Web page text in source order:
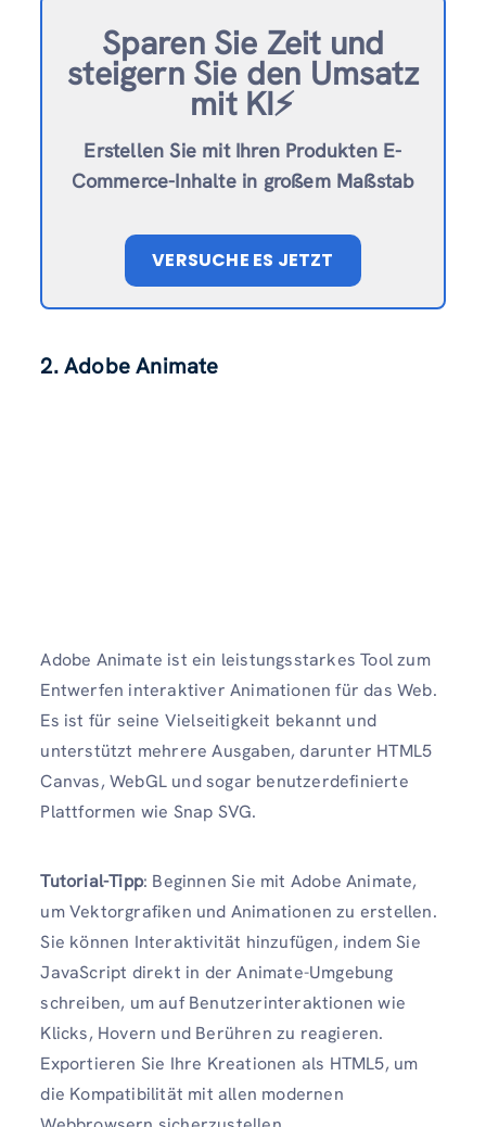
Sparen Sie Zeit und
steigern Sie den Umsatz
mit KI⚡️
Erstellen Sie mit Ihren Produkten E-
Commerce-Inhalte in großem Maßstab
VERSUCHE ES JETZT
2. Adobe Animate
Adobe Animate ist ein leistungsstarkes Tool zum
Entwerfen interaktiver Animationen für das Web.
Es ist für seine Vielseitigkeit bekannt und
unterstützt mehrere Ausgaben, darunter HTML5
Canvas, WebGL und sogar benutzerdefinierte
Plattformen wie Snap SVG.
Tutorial-Tipp: Beginnen Sie mit Adobe Animate,
um Vektorgrafiken und Animationen zu erstellen.
Sie können Interaktivität hinzufügen, indem Sie
JavaScript direkt in der Animate-Umgebung
schreiben, um auf Benutzerinteraktionen wie
Klicks, Hovern und Berühren zu reagieren.
Exportieren Sie Ihre Kreationen als HTML5, um
die Kompatibilität mit allen modernen